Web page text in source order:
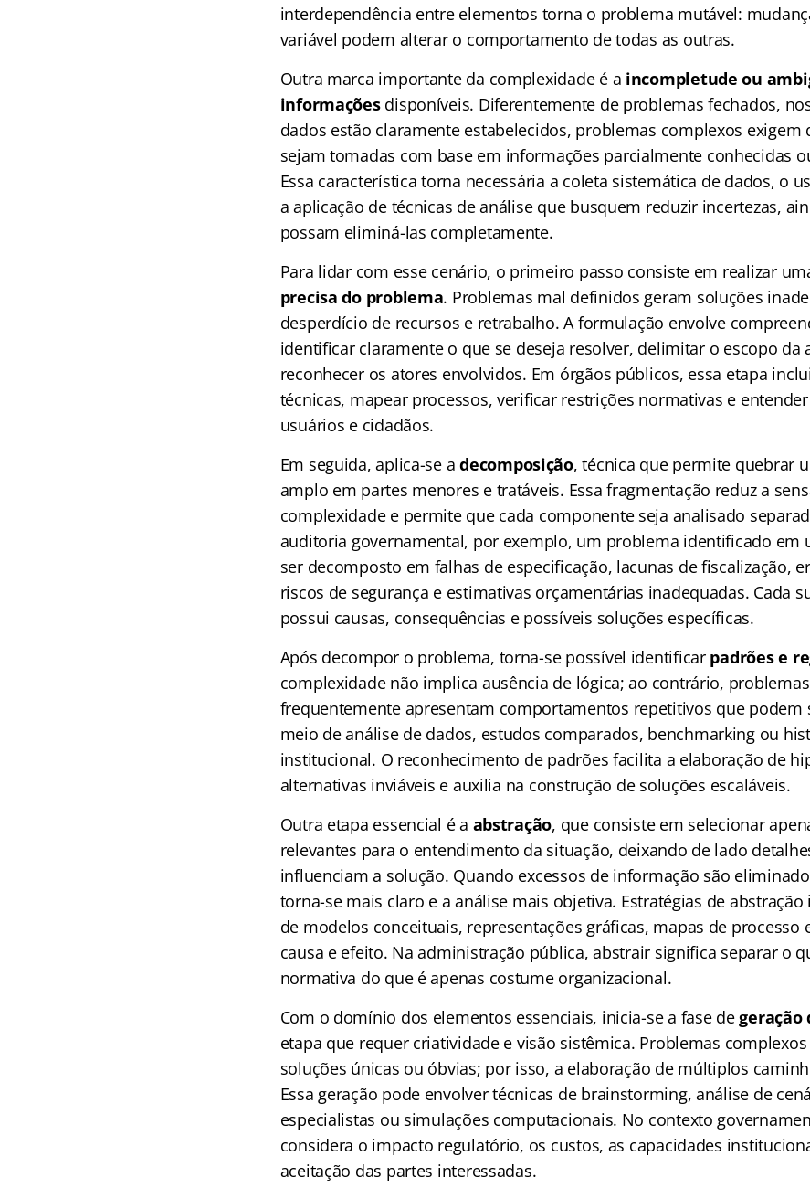
interdependência entre elementos torna o problema mutável:
variável podem alterar o comportamento de todas as outras.
Outra marca importante da complexidade é a incompletude ou
informaçõesdisponíveis. Diferentemente de problemas fechados,
dados estão claramente estabelecidos, problemas complexos exigem
sejam tomadas com base em informações parcialmente conhecidas
Essa característica torna necessária a coleta sistemática de dados, o
a aplicação de técnicas de análise que busquem reduzir incertezas,
possam eliminá-las completamente.
Para lidar com esse cenário, o primeiro passo consiste em realizar
precisa do problema. Problemas mal definidos geram soluções
desperdício de recursos e retrabalho. A formulação envolve
identificar claramente o que se deseja resolver, delimitar o escopo da
reconhecer os atores envolvidos. Em órgãos públicos, essa etapa
técnicas, mapear processos, verificar restrições normativas e
usuários e cidadãos.
Em seguida, aplica-se adecomposição, técnica que permite quebrar
amplo em partes menores e tratáveis. Essa fragmentação reduz a
complexidade e permite que cada componente seja analisado
auditoria governamental, por exemplo, um problema identificado em
ser decomposto em falhas de especificação, lacunas de fiscalização,
riscos de segurança e estimativas orçamentárias inadequadas. Cada
possui causas, consequências e possíveis soluções específicas.
Após decompor o problema, torna-se possível identificar padrões e
complexidade não implica ausência de lógica; ao contrário,
frequentemente apresentam comportamentos repetitivos que podem
meio de análise de dados, estudos comparados, benchmarking ou
institucional. O reconhecimento de padrões facilita a elaboração de
alternativas inviáveis e auxilia na construção de soluções escaláveis.
Outra etapa essencial é a abstração, que consiste em selecionar
relevantes para o entendimento da situação, deixando de lado
influenciam a solução. Quando excessos de informação são
torna-se mais claro e a análise mais objetiva. Estratégias de
de modelos conceituais, representações gráficas, mapas de processo
causa e efeito. Na administração pública, abstrair significa separar o
normativa do que é apenas costume organizacional.
Com o domínio dos elementos essenciais, inicia-se a fase de
etapa que requer criatividade e visão sistêmica. Problemas
soluções únicas ou óbvias; por isso, a elaboração de múltiplos
Essa geração pode envolver técnicas de brainstorming, análise de
especialistas ou simulações computacionais. No contexto
considera o impacto regulatório, os custos, as capacidades
aceitação das partes interessadas.